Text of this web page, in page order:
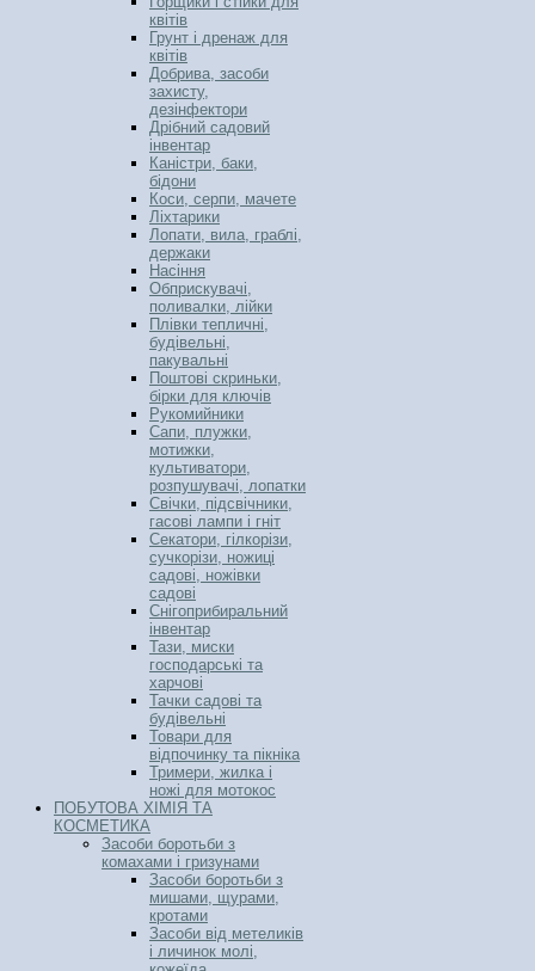
квітів
Грунт і дренаж для
квітів
Добрива, засоби
захисту,
дезінфектори
Дрібний садовий
інвентар
Каністри, баки,
бідони
Коси, серпи, мачете
Ліхтарики
Лопати, вила, граблі,
держаки
Насіння
Обприскувачі,
поливалки, лійки
Плівки тепличні,
будівельні,
пакувальні
Поштові скриньки,
бірки для ключів
Рукомийники
Сапи, плужки,
мотижки,
культиватори,
розпушувачі, лопатки
Свічки, підсвічники,
гасові лампи і гніт
Секатори, гілкорізи,
сучкорізи, ножиці
садові, ножівки
садові
Снігоприбиральний
інвентар
Тази, миски
господарські та
харчові
Тачки садові та
будівельні
Товари для
відпочинку та пікніка
Тримери, жилка і
ножі для мотокос
ПОБУТОВА ХІМІЯ ТА
КОСМЕТИКА
Засоби боротьби з
комахами і гризунами
Засоби боротьби з
мишами, щурами,
кротами
Засоби від метеликів
і личинок молі,